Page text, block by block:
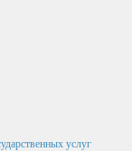
услуг